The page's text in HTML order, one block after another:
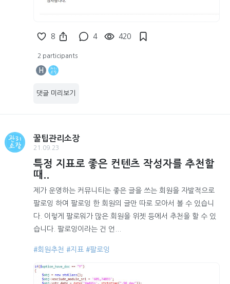
8 4 420
2 participants
H
댓글 미리보기
꿀팁관리소장
21.09.23
특정 지표로 좋은 컨텐츠 작성자를 추천할
때..
제가 운영하는 커뮤니티는 좋은 글을 쓰는 회원을 자발적으로
팔로잉 하여 팔로잉 한 회원의 글만 따로 모아서 볼 수 있습니
다. 이렇게 팔로워가 많은 회원을 위젯 등에서 추천을 할 수 있
습니다. 팔로잉이라는 건 언...
#회원추천 #지표 #팔로잉